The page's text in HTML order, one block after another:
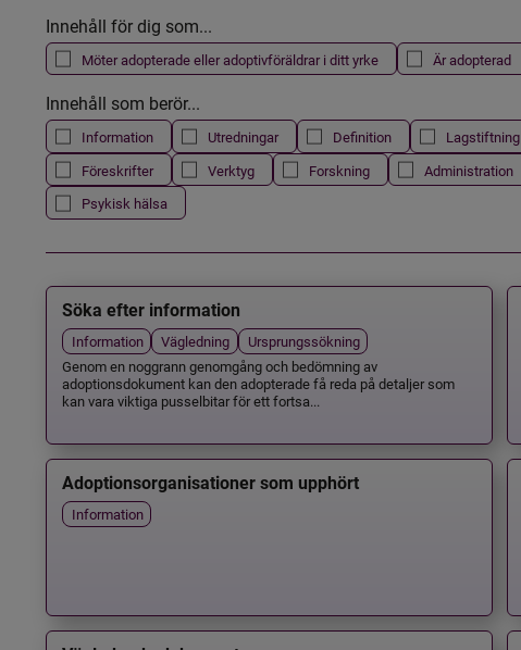
Innehåll för dig som...
Möter adopterade eller adoptivföräldrar i ditt yrke Är adopterad
Innehåll som berör...
Information Utredningar Definition Lagstiftning
Föreskrifter
Verktyg Forskning Administration
Psykisk hälsa
Söka efter information
Information Vägledning
Ursprungssökning
Genom en noggrann genomgång och bedömning av
adoptionsdokument kan den adopterade få reda på detaljer som
kan vara viktiga pusselbitar för ett fortsa...
Adoptionsorganisationer som upphört
Information